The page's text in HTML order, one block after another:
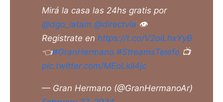
Mirá la casa las 24hs gratis por
@dgo_latam @directvla 👁️
Registrate en https://t.co/V2oiLhxYyB
👈#GranHermano #StreamsTelefe 📺
pic.twitter.com/MEoLkii4jc
— Gran Hermano (@GranHermanoAr)